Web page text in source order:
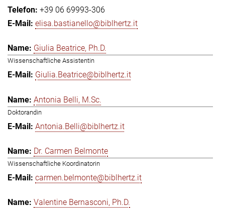
+39 06 69993-306
elisa.bastianello@biblhertz.it
Giulia Beatrice, Ph.D.
Wissenschaftliche Assistentin
Giulia.Beatrice@biblhertz.it
Antonia Belli, M.Sc.
Doktorandin
Antonia.Belli@biblhertz.it
Dr. Carmen Belmonte
Wissenschaftliche Koordinatorin
carmen.belmonte@biblhertz.it
Valentine Bernasconi, Ph.D.